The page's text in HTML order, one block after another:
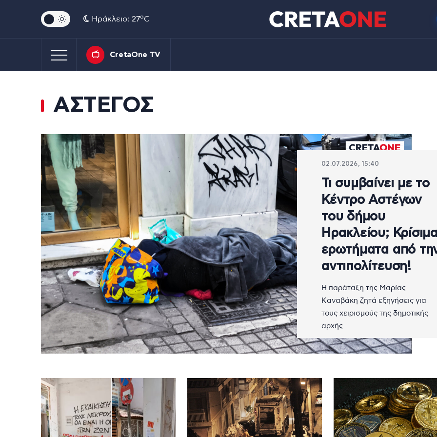
Ηράκλειο: 27oC
CretaOne TV
ΑΣΤΕΓΟΣ
02.07.2026, 15:40
Τι συμβαίνει με το
Κέντρο Αστέγων
του δήμου
Ηρακλείου;
ερωτήματα από
αντιπολίτευση!
Η παράταξη της Μαρίας
Καναβάκη ζητά εξηγήσεις για
τους χειρισμούς της δημοτικής
αρχής